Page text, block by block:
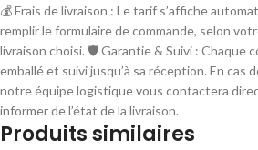
💰 Frais de livraison : Le tarif s’affiche
remplir le formulaire de commande, selon
livraison choisi. 🛡 Garantie & Suivi : Chaque
emballé et suivi jusqu’à sa réception. En cas
notre équipe logistique vous contactera
informer de l’état de la livraison.
Produits similaires